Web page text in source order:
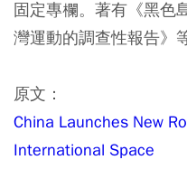
固定專欄。著有《⿊色
灣運動的調查性報告》
原文：
China Launches New
International Space